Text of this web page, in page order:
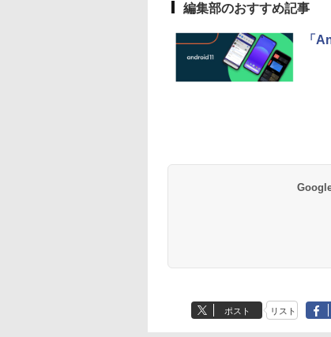
編集部のおすすめ記事
「
ポスト リスト